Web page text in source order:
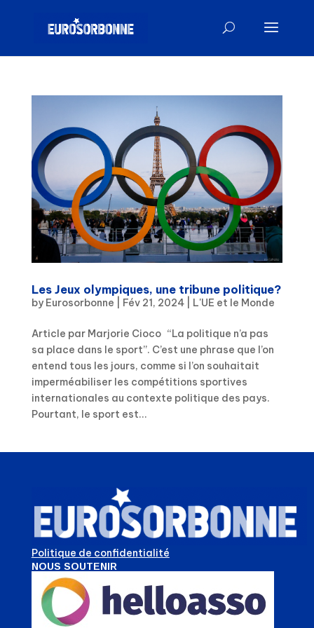
Les Jeux olympiques, une tribune politique?
by Eurosorbonne Fév 21, 2024| L'UE et le Monde
Article par Marjorie Cioco “La politique n’a pas
sa place dans le sport”. C’est une phrase que l’on
entend tous les jours, comme si l’on souhaitait
imperméabiliser les compétitions sportives
internationales au contexte politique des pays.
Pourtant, le sport est...
Politique de confidentialité
NOUS SOUTENIR